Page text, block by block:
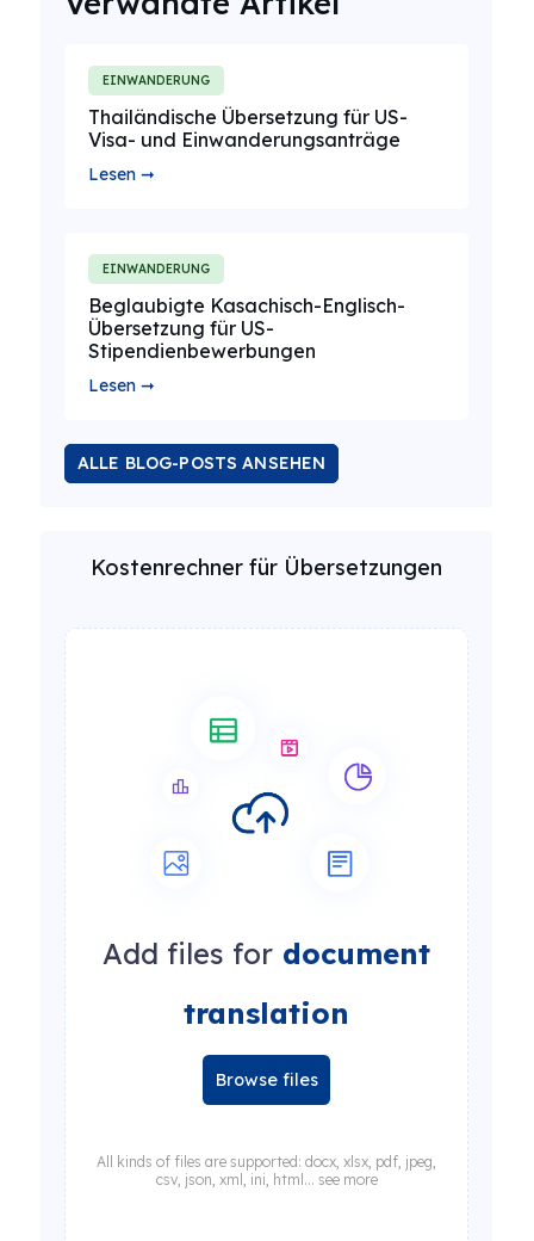
EINWANDERUNG
Thailändische Übersetzung für US-
Visa- und Einwanderungsanträge
Lesen ➞
EINWANDERUNG
Beglaubigte Kasachisch-Englisch-
Übersetzung für US-
Stipendienbewerbungen
Lesen ➞
ALLE BLOG-POSTS ANSEHEN
Kostenrechner für Übersetzungen
Add files for document
translation
Browse files
All kinds of files are supported: docx, xlsx, pdf, jpeg,
csv, json, xml, ini, html... see more